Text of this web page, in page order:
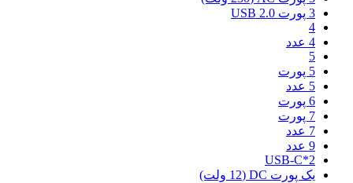
3 پورت USB 2.0
4
4 عدد
5
5 پورت
5 عدد
6 پورت
7 پورت
7 عدد
9 عدد
USB-C*2
یک پورت DC (12 ولت)